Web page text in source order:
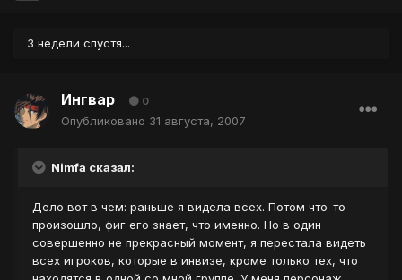
3 недели спустя...
Ингвар 0
Опубликовано 31 августа, 2007
Nimfa сказал:
Дело вот в чем: раньше я видела всех. Потом что-то
произошло, фиг его знает, что именно. Но в один
совершенно не прекрасный момент, я перестала видеть
всех игроков, которые в инвизе, кроме только тех, что